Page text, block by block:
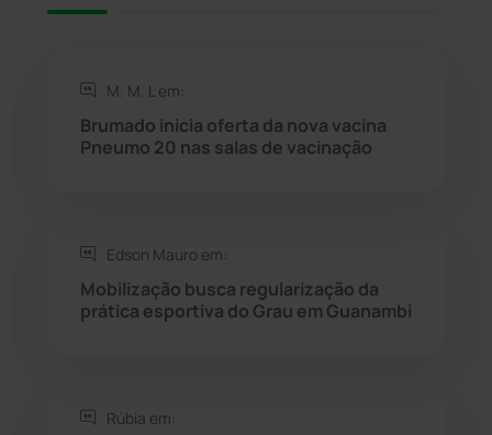
Rio do Antônio
Saúde
Seabra (51)
Sítio do Mato
M. M. L em:
Brumado inicia oferta da nova vacina
Pneumo 20 nas salas de vacinação
Edson Mauro em:
Mobilização busca regularização da
prática esportiva do Grau em Guanambi
Rúbia em: